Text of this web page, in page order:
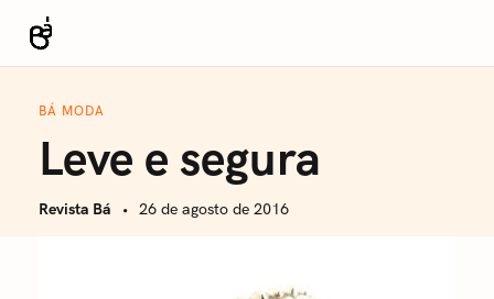
i
Revista Bá
BÁ MODA
Leve e segura
Revista Bá 26 de agosto de 2016